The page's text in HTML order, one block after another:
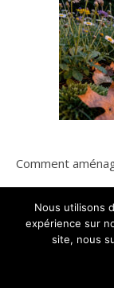
Comment
Nous utilisons
expérience sur
site, nous